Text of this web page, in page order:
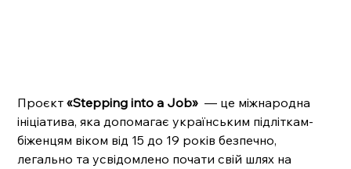
Проєкт «Stepping into a Job» — це міжнародна
ініціатива, яка допомагає українським підліткам-
біженцям віком від 15 до 19 років безпечно,
легально та усвідомлено почати свій шлях на